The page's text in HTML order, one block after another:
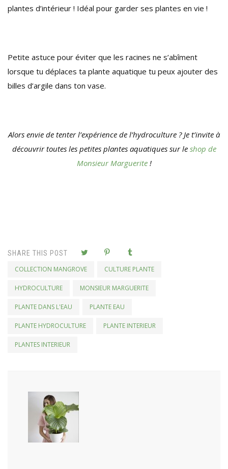
plantes d’intérieur ! Idéal pour garder ses plantes en vie !
Petite astuce pour éviter que les racines ne s’abîment
lorsque tu déplaces ta plante aquatique tu peux ajouter des
billes d’argile dans ton vase.
Alors envie de tenter l’expérience de l’hydroculture ? Je t’invite à
découvrir toutes les petites plantes aquatiques sur le shop de
Monsieur Marguerite!
SHARE THIS POST
COLLECTION MANGROVE CULTURE PLANTE
HYDROCULTURE MONSIEUR MARGUERITE
PLANTE DANS L'EAU PLANTE EAU
PLANTE HYDROCULTURE PLANTE INTERIEUR
PLANTES INTERIEUR